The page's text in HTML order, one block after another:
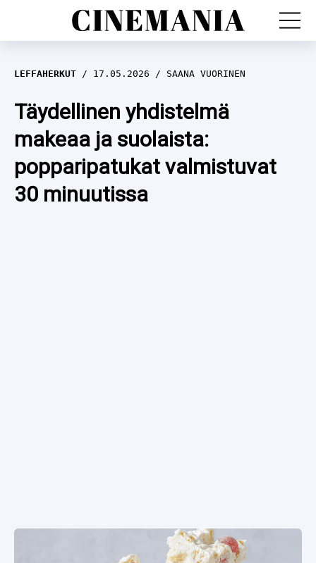
LEFFAT
SARJAT
TV
LEFFAHERKUT
LEFFAHERKUT 17.05.2026 SAANA VUORINEN
Täydellinen yhdistelmä
makeaa ja suolaista:
popparipatukat valmistuvat
30 minuutissa